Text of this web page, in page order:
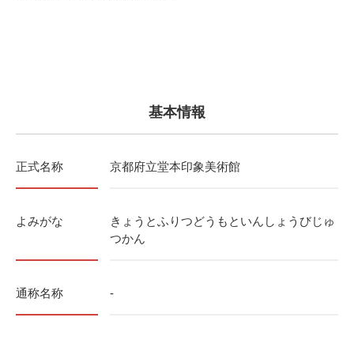
基本情報
正式名称 京都府立堂本印象美術館
よみがな
きょうとふりつどうもといんしょうびじゅ
つかん
通称名称 -